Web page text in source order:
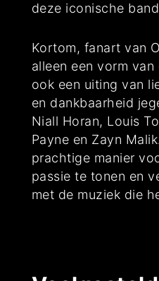
deze iconische
Kortom, fanart van
alleen een vorm
ook een uiting van
en dankbaarheid
Niall Horan, Louis
Payne en Zayn
prachtige manier
passie te tonen en
met de muziek die